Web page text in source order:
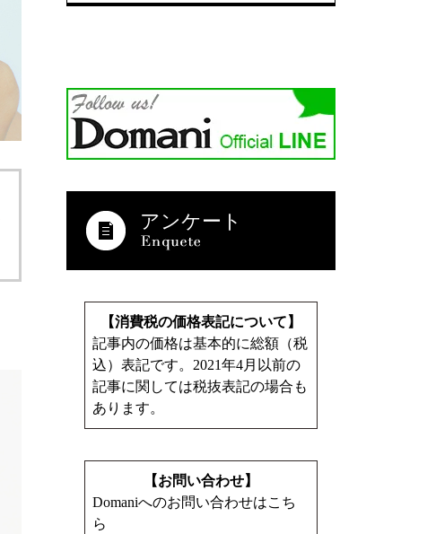
アンケート
【消費税の価格表記について】
記事内の価格は基本的に総額（税
込）表記です。2021年4月以前の
記事に関しては税抜表記の場合も
あります。
【お問い合わせ】
Domaniへのお問い合わせはこち
ら